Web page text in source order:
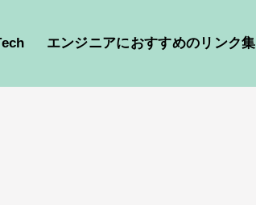
エンジニアにおすすめのリンク集